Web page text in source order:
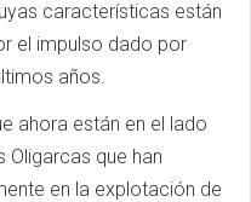
características están
el impulso dado por
años.
están en el lado
Oligarcas que han
en la explotación de